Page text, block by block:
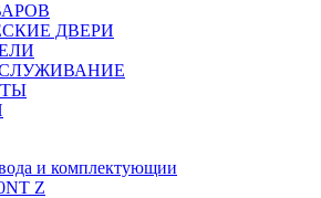
ДВЕРИ
и комплектующии
Z